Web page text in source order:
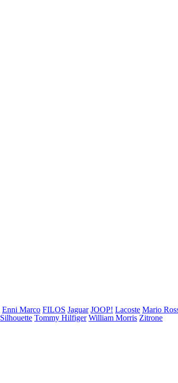
Enni Marco FILOS Jaguar JOOP! Lacoste Mario
Silhouette Tommy Hilfiger William Morris Zitrone